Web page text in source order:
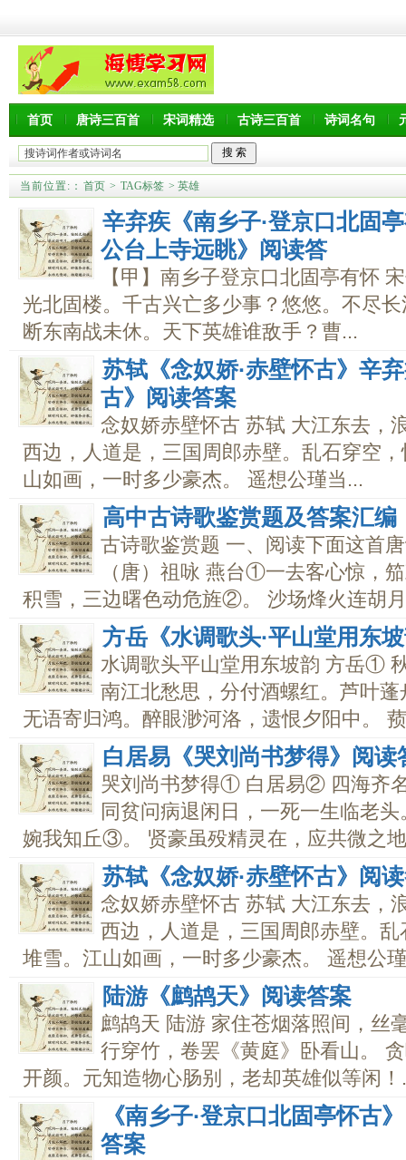
首页 唐诗三百首 宋词精选 古诗三百首 诗词名句
当前位置: ： 首页 > TAG标签 > 英雄
辛弃疾《南乡子·登京口北固
公台上寺远眺》阅读答
【甲】南乡子登京口北固亭有怀
光北固楼。千古兴亡多少事？悠悠。不尽
断东南战未休。天下英雄谁敌手？曹...
苏轼《念奴娇·赤壁怀古》辛
古》阅读答案
念奴娇赤壁怀古 苏轼 大江东去，
西边，人道是，三国周郎赤壁。乱石穿空
山如画，一时多少豪杰。 遥想公瑾当...
高中古诗歌鉴赏题及答案汇编
古诗歌鉴赏题 一、阅读下面这首
（唐）祖咏 燕台①一去客心惊，
积雪，三边曙色动危旌②。 沙场烽火连胡
方岳《水调歌头·平山堂用东
水调歌头平山堂用东坡韵 方岳①
南江北愁思，分付酒螺红。芦叶
无语寄归鸿。醉眼渺河洛，遗恨夕阳中。
白居易《哭刘尚书梦得》阅读
哭刘尚书梦得① 白居易② 四海齐
同贫问病退闲日，一死一生临老
婉我知丘③。 贤豪虽殁精灵在，应共微之
苏轼《念奴娇·赤壁怀古》阅
念奴娇赤壁怀古 苏轼 大江东去，
西边，人道是，三国周郎赤壁。
堆雪。江山如画，一时多少豪杰。 遥想公
陆游《鹧鸪天》阅读答案
鹧鸪天 陆游 家住苍烟落照间，丝
行穿竹，卷罢《黄庭》卧看山。
开颜。元知造物心肠别，老却英雄似等闲！
《南乡子·登京口北固亭怀古
答案